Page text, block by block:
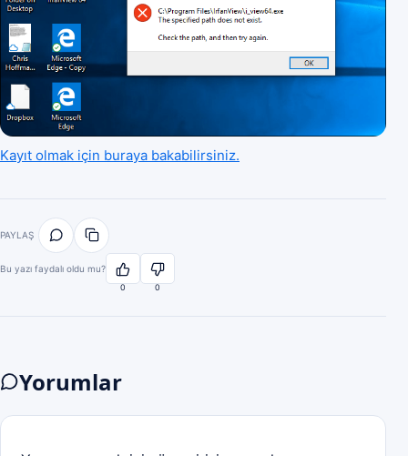
Kayıt olmak için buraya bakabilirsiniz.
PAYLAŞ
Bu yazı faydalı oldu mu?
0 0
Yorumlar